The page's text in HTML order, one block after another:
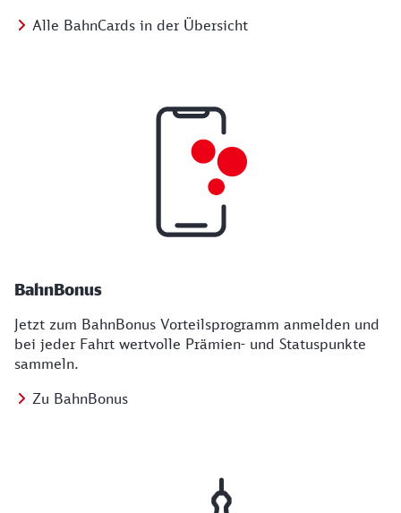
Alle BahnCards in der Übersicht
BahnBonus
Jetzt zum BahnBonus Vorteilsprogramm anmelden und
bei jeder Fahrt wertvolle Prämien- und Statuspunkte
sammeln.
Zu BahnBonus